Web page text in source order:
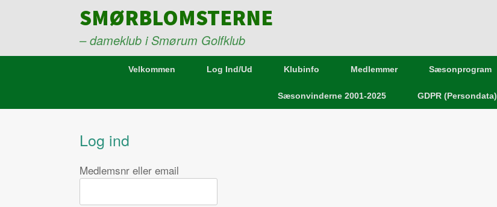
SMØRBLOMSTERNE
– dameklub i Smørum Golfklub
Velkommen Log Ind/Ud Klubinfo Medlemmer Sæsonprogram
Sæsonvinderne 2001-2025 GDPR (Persondata)
Log ind
Medlemsnr eller email